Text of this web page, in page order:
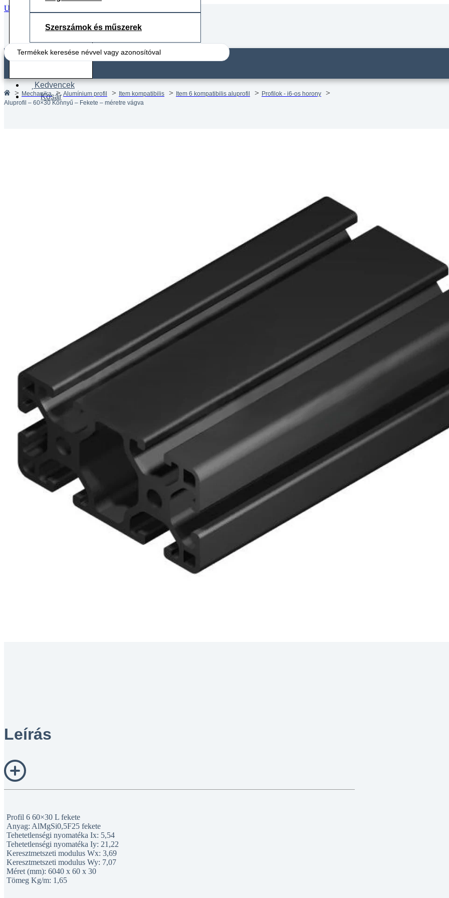
Ugrás a fő tartalomhoz
Search
...
Kedvencek
Kosár
Szerszámok és műszerek
Mechanika Alumínium profil Item kompatibilis Item 6 kompatibilis aluprofil
Profilok - i6-os horony
Aluprofil – 60×30 Könnyű – Fekete – méretre vágva
14 munkanapos visszaküldés
Biztonságos fizetés
Kérdése van termékkel kapcsolatban?
Keressen minket bizalommal ezen a telefonszámon: +36 20
295 5666
Leírás
Profil 6 60×30 L fekete
Anyag: AlMgSi0,5F25 fekete
Tehetetlenségi nyomatéka Ix: 5,54
Tehetetlenségi nyomatéka Iy: 21,22
Keresztmetszeti modulus Wx: 3,69
Keresztmetszeti modulus Wy: 7,07
Méret (mm): 6040 x 60 x 30
Tömeg Kg/m: 1,65